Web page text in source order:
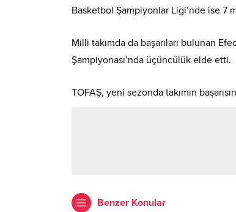
Basketbol Şampiyonlar Ligi’nde ise 7
Milli takımda da başarıları bulunan
Şampiyonası’nda üçüncülük elde etti.
TOFAŞ, yeni sezonda takımın
Benzer Konular